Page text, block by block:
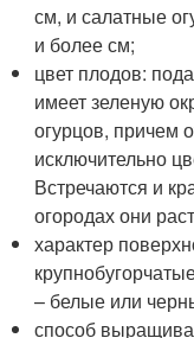
см, и салатные
и более см;
цвет плодов:
имеет зеленую
огурцов, причем
исключительно
Встречаются и
огородах они
характер
– белые или
способ